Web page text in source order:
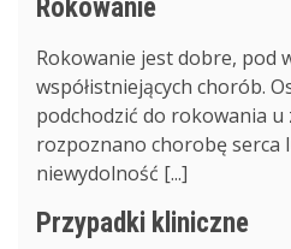
Rokowanie
Rokowanie jest dobre, pod
współistniejących chorób.
podchodzić do rokowania
rozpoznano chorobę serca
niewydolność [...]
Przypadki kliniczne